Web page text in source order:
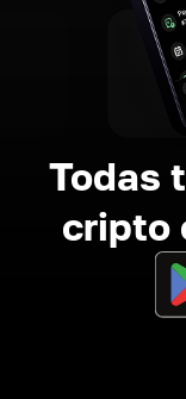
Todas
cripto